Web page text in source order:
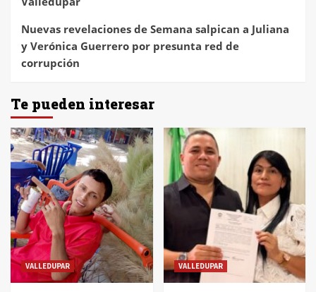
Nuevas revelaciones de Semana salpican a Juliana
y Verónica Guerrero por presunta red de
corrupción
Te pueden interesar
VALLEDUPAR VALLEDUPAR